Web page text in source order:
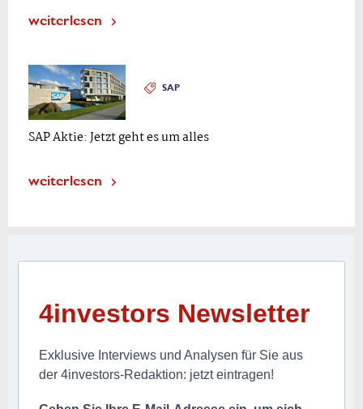
weiterlesen
SAP
SAP Aktie: Jetzt geht es um alles
weiterlesen
4investors Newsletter
Exklusive Interviews und Analysen für Sie aus
der 4investors-Redaktion: jetzt eintragen!